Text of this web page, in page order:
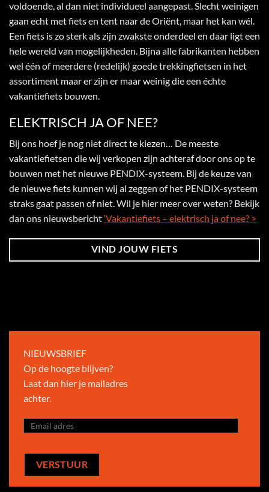
voldoende, al dan niet individueel aangepast. Slecht weinigen
gaan echt met fiets en tent naar de Oriënt, maar het kan wél.
Een fiets is zo sterk als zijn zwakste onderdeel en daar ligt een
hele wereld van mogelijkheden. Bijna alle fabrikanten hebben
wel één of meerdere (redelijk) goede trekkingfietsen in het
assortiment maar er zijn er maar weinig die een échte
vakantiefiets bouwen.
ELEKTRISCH JA OF NEE?
Bij ons hoef je nog niet direct te kiezen… De meeste
vakantiefietsen die wij verkopen zijn achteraf door ons op te
bouwen met het nieuwe PENDIX-systeem. Bij de keuze van
de nieuwe fiets kunnen wij al zeggen of het PENDIX-systeem
straks gaat passen of niet. Wil je hier meer over weten? Bekijk
dan ons nieuwsbericht‘Vakantiefiets – elektrisch ja of nee? >
VIND JOUW FIETS
NIEUWSBRIEF
Op de hoogte blijven?
Laat dan hier je mailadres
achter.